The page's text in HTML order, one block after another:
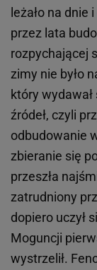
leżało na dnie
przez lata
rozpychającej
zimy nie było
który
źródeł, czyli
odbudowanie
zbieranie się
przeszła
zatrudniony
dopiero uczył
Moguncji
wystrzelił.